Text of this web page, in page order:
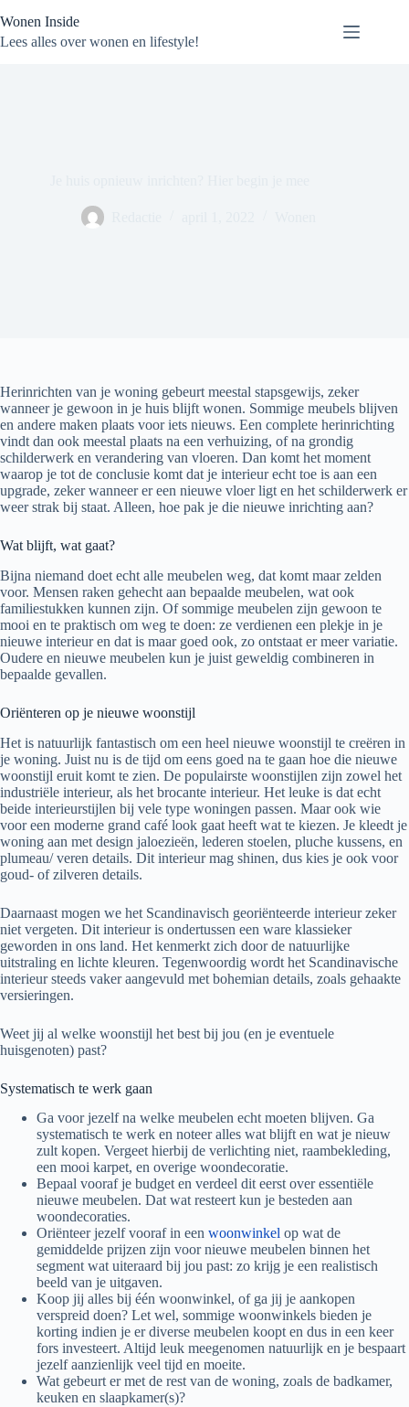
naar
de
Wonen Inside
Lees alles over wonen en lifestyle!
Herinrichten van je woning gebeurt meestal stapsgewijs, zeker
wanneer je gewoon in je huis blijft wonen. Sommige meubels blijven
en andere maken plaats voor iets nieuws. Een complete herinrichting
vindt dan ook meestal plaats na een verhuizing, of na grondig
schilderwerk en verandering van vloeren. Dan komt het moment
waarop je tot de conclusie komt dat je interieur echt toe is aan een
upgrade, zeker wanneer er een nieuwe vloer ligt en het schilderwerk er
weer strak bij staat. Alleen, hoe pak je die nieuwe inrichting aan?
Wat blijft, wat gaat?
Bijna niemand doet echt alle meubelen weg, dat komt maar zelden
voor. Mensen raken gehecht aan bepaalde meubelen, wat ook
familiestukken kunnen zijn. Of sommige meubelen zijn gewoon te
mooi en te praktisch om weg te doen: ze verdienen een plekje in je
nieuwe interieur en dat is maar goed ook, zo ontstaat er meer variatie.
Oudere en nieuwe meubelen kun je juist geweldig combineren in
bepaalde gevallen.
Oriënteren op je nieuwe woonstijl
Het is natuurlijk fantastisch om een heel nieuwe woonstijl te creëren in
je woning. Juist nu is de tijd om eens goed na te gaan hoe die nieuwe
woonstijl eruit komt te zien. De populairste woonstijlen zijn zowel het
industriële interieur, als het brocante interieur. Het leuke is dat echt
beide interieurstijlen bij vele type woningen passen. Maar ook wie
voor een moderne grand café look gaat heeft wat te kiezen. Je kleedt je
woning aan met design jaloezieën, lederen stoelen, pluche kussens, en
plumeau/ veren details. Dit interieur mag shinen, dus kies je ook voor
goud- of zilveren details.
Daarnaast mogen we het Scandinavisch georiënteerde interieur zeker
niet vergeten. Dit interieur is ondertussen een ware klassieker
geworden in ons land. Het kenmerkt zich door de natuurlijke
uitstraling en lichte kleuren. Tegenwoordig wordt het Scandinavische
interieur steeds vaker aangevuld met bohemian details, zoals gehaakte
versieringen.
Weet jij al welke woonstijl het best bij jou (en je eventuele
huisgenoten) past?
Systematisch te werk gaan
Ga voor jezelf na welke meubelen echt moeten blijven. Ga
systematisch te werk en noteer alles wat blijft en wat je nieuw
zult kopen. Vergeet hierbij de verlichting niet, raambekleding,
een mooi karpet, en overige woondecoratie.
Bepaal vooraf je budget en verdeel dit eerst over essentiële
nieuwe meubelen. Dat wat resteert kun je besteden aan
woondecoraties.
Oriënteer jezelf vooraf in een woonwinkel op wat de
gemiddelde prijzen zijn voor nieuwe meubelen binnen het
segment wat uiteraard bij jou past: zo krijg je een realistisch
beeld van je uitgaven.
Koop jij alles bij één woonwinkel, of ga jij je aankopen
verspreid doen? Let wel, sommige woonwinkels bieden je
korting indien je er diverse meubelen koopt en dus in een keer
fors investeert. Altijd leuk meegenomen natuurlijk en je bespaart
jezelf aanzienlijk veel tijd en moeite.
Wat gebeurt er met de rest van de woning, zoals de badkamer,
keuken en slaapkamer(s)?